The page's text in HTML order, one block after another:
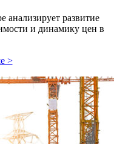
анализирует развитие
и динамику цен в
>